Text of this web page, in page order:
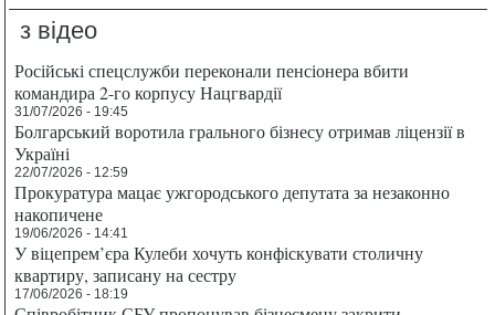
з відео
Російські спецслужби переконали пенсіонера вбити
командира 2-го корпусу Нацгвардії
31/07/2026 - 19:45
Болгарський воротила грального бізнесу отримав ліцензії в
Україні
22/07/2026 - 12:59
Прокуратура мацає ужгородського депутата за незаконно
накопичене
19/06/2026 - 14:41
У віцепрем’єра Кулеби хочуть конфіскувати столичну
квартиру, записану на сестру
17/06/2026 - 18:19